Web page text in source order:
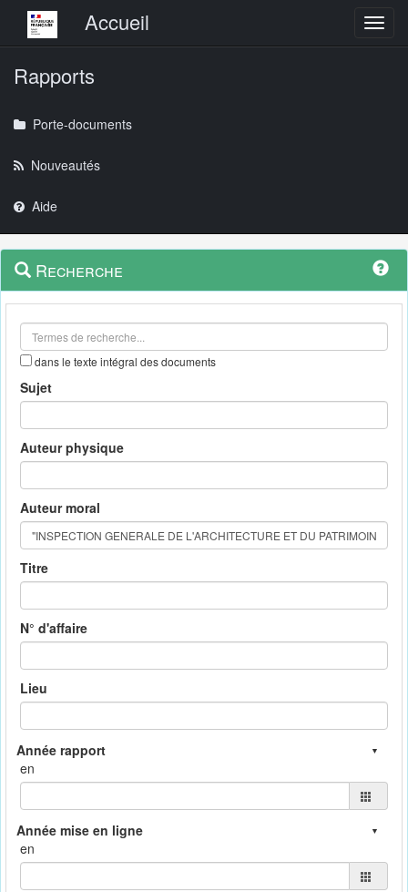
Menu principalAccueil
Rapports
Porte-documents
Nouveautés
Aide
Navigation
outils
Menu
contextuel
Recherche
dans le texte intégral des documents
Sujet
Auteur physique
Auteur moral
Titre
N° d'affaire
Lieu
en
en